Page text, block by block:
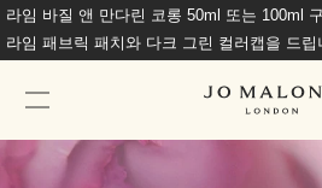
라임 바질 앤 만다린 코롱 50ml 또는 100ml
라임 패브릭 패치와 다크 그린 컬러캡을 드립